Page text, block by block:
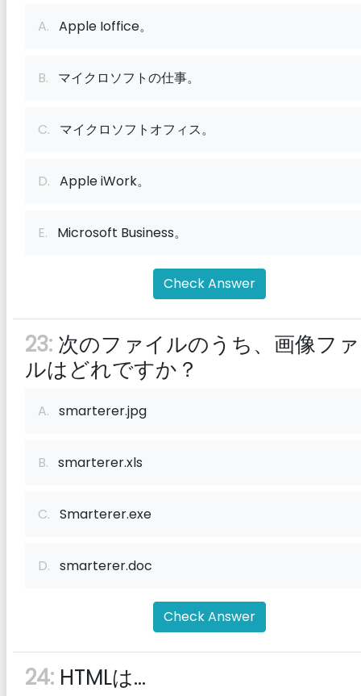
A. Apple Ioffice。
B. マイクロソフトの仕事。
C. マイクロソフトオフィス。
D. Apple iWork。
E. Microsoft Business。
Check Answer
23: 次のファイルのうち、画像フ
ルはどれですか？
A. smarterer.jpg
B. smarterer.xls
C. Smarterer.exe
D. smarterer.doc
Check Answer
24: HTMLは...